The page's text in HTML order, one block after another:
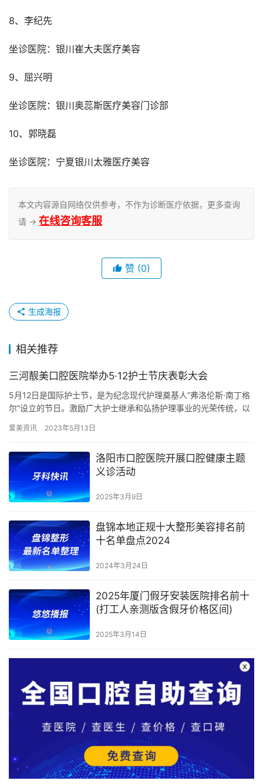
8、李纪先
坐诊医院：银川崔大夫医疗美容
9、屈兴明
坐诊医院：银川奥蕊斯医疗美容门诊部
10、郭晓磊
坐诊医院：宁夏银川太雅医疗美容
本文内容源自网络仅供参考，不作为诊断医疗依据，更多查询
请 → 在线咨询客服
赞 (0)
生成海报
相关推荐
三河靓美口腔医院举办5·12护士节庆表彰大会
5月12日是国际护士节，是为纪念现代护理奠基人“弗洛伦斯·南丁格
尔”设立的节日。激励广大护士继承和弘扬护理事业的光荣传统，以
爱美资讯 2023年5月13日
洛阳市口腔医院开展口腔健康主题
义诊活动
2025年3月9日
盘锦本地正规十大整形美容排名前
十名单盘点2024
2024年3月24日
2025年厦门假牙安装医院排名前十
(打工人亲测版含假牙价格区间)
2025年3月14日